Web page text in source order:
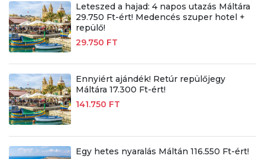
Leteszed a hajad: 4 napos utazás Máltára
29.750 Ft-ért! Medencés szuper hotel +
repülő!
29.750 FT
Ennyiért ajándék! Retúr repülőjegy
Máltára 17.300 Ft-ért!
141.750 FT
Egy hetes nyaralás Máltán 116.550 Ft-ért!